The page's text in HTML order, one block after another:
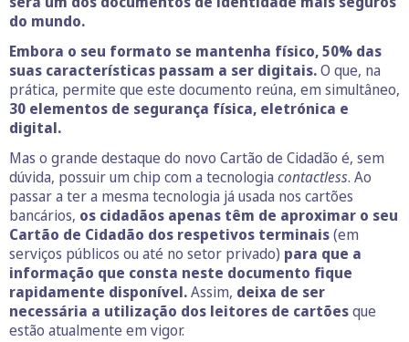
do mundo.
Embora o seu formato se mantenha físico, 50% das
suas características passam a ser digitais.O que, na
prática, permite que este documento reúna, em simultâneo,
30 elementos de segurança física, eletrónica e
digital.
Mas o grande destaque do novo Cartão de Cidadão é, sem
dúvida, possuir um chip com a tecnologia contactless. Ao
passar a ter a mesma tecnologia já usada nos cartões
bancários, os cidadãos apenas têm de aproximar o seu
Cartão de Cidadão dos respetivos terminais(em
serviços públicos ou até no setor privado) para que a
informação que consta neste documento fique
rapidamente disponível.Assim, deixa de ser
necessária a utilização dos leitores de cartõesque
estão atualmente em vigor.